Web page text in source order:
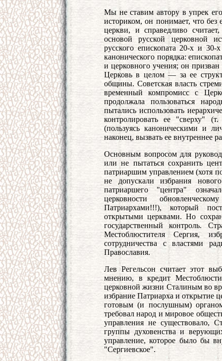
Мы не ставим автору в упрек
историком, он понимает, что
церкви, и справедливо
основой русской церковной
русского епископата 20-х и 30-
канонического порядка:
и церковного учения; он
Церковь в целом — за ее
общины. Советская власть
временный компромисс с
продолжала пользоваться
пытались использовать
контролировать ее "сверху"
(пользуясь каноническими и
наконец, вызвать ее внутреннее
Основным вопросом для
или не пытаться сохранить
патриаршим управлением (хотя
не допускали избрания
патриаршего "центра"
церковности
Патриархами!!!), который
открытыми церквами. Но
государственный контроль.
Местоблюстителя Сергия,
сотрудничества с властями
Православия.
Лев Регельсон считает этот
мнению, в кредит
церковной жизни Сталиным во
избрание Патриарха и открытие
готовым (и послушным)
требовал народ и мировое
управления не существовало,
группы духовенства и
управление, которое было бы
"Сергиевское".